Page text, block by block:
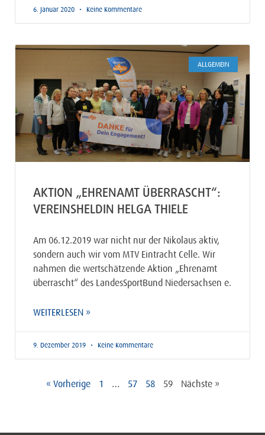
6. Januar 2020 Keine Kommentare
ALLGEMEIN
AKTION „EHRENAMT ÜBERRASCHT“:
VEREINSHELDIN HELGA THIELE
Am 06.12.2019 war nicht nur der Nikolaus aktiv,
sondern auch wir vom MTV Eintracht Celle. Wir
nahmen die wertschätzende Aktion „Ehrenamt
überrascht“ des LandesSportBund Niedersachsen e.
WEITERLESEN »
9. Dezember 2019 Keine Kommentare
« Vorherige 1 … 57 58 59 Nächste »